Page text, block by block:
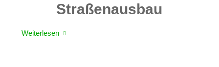
Straßenausbau
Weiterlesen